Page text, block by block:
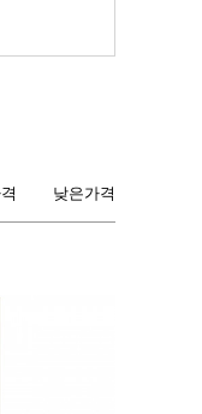
낮은가격